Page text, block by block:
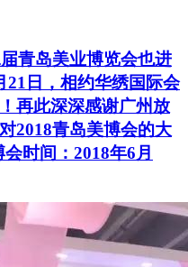
青岛美业博览会也进
21日，相约华绣国际会
再此深深感谢广州放
2018青岛美博会的大
时间：2018年6月